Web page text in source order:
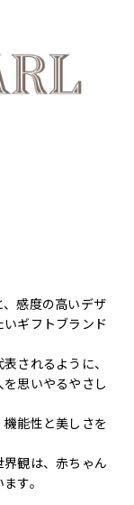
、感度の高いデザ
ギフトブランド
されるように、
思いやるやさし
能性と美しさを
観は、赤ちゃん
す。